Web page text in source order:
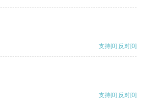
支持[0] 反对[0]
支持[0] 反对[0]